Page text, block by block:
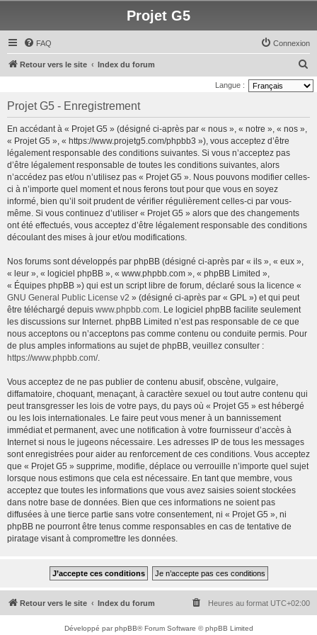
Projet G5
FAQ Connexion
Retour vers le site Index du forum
e
Langue :
Projet G5 - Enregistrement
En accédant à « Projet G5 » (désigné ci-après par « nous », « notre », « nos »,
« Projet G5 », « https://www.projetg5.com/phpbb3 »), vous acceptez d’être
légalement responsable des conditions suivantes. Si vous n’acceptez pas
d’être légalement responsable de toutes les conditions suivantes, alors
n’accédez pas et/ou n’utilisez pas « Projet G5 ». Nous pouvons modifier celles-
ci à n’importe quel moment et nous ferons tout pour que vous en soyez
informé, bien qu’il soit prudent de vérifier régulièrement celles-ci par vous-
même. Si vous continuez d’utiliser « Projet G5 » alors que des changements
ont été effectués, vous acceptez d’être légalement responsable des conditions
découlant des mises à jour et/ou modifications.
Nos forums sont développés par phpBB (désigné ci-après par « ils », « eux »,
« leur », « logiciel phpBB », « www.phpbb.com », « phpBB Limited »,
« Équipes phpBB ») qui est un script libre de forum, déclaré sous la licence «
GNU General Public License v2 » (désigné ci-après par « GPL ») et qui peut
être téléchargé depuis www.phpbb.com. Le logiciel phpBB facilite seulement
les discussions sur Internet. phpBB Limited n’est pas responsable de ce que
nous acceptons ou n’acceptons pas comme contenu ou conduite permis. Pour
de plus amples informations au sujet de phpBB, veuillez consulter :
https://www.phpbb.com/.
Vous acceptez de ne pas publier de contenu abusif, obscène, vulgaire,
diffamatoire, choquant, menaçant, à caractère sexuel ou tout autre contenu qui
peut transgresser les lois de votre pays, du pays où « Projet G5 » est hébergé
ou les lois internationales. Le faire peut vous mener à un bannissement
immédiat et permanent, avec une notification à votre fournisseur d’accès à
Internet si nous le jugeons nécessaire. Les adresses IP de tous les messages
sont enregistrées pour aider au renforcement de ces conditions. Vous acceptez
que « Projet G5 » supprime, modifie, déplace ou verrouille n’importe quel sujet
lorsque nous estimons que cela est nécessaire. En tant que membre, vous
acceptez que toutes les informations que vous avez saisies soient stockées
dans notre base de données. Bien que ces informations ne soient pas
diffusées à une tierce partie sans votre consentement, ni « Projet G5 », ni
phpBB ne pourront être tenus comme responsables en cas de tentative de
piratage visant à compromettre les données.
Retour vers le site Index du forum Heures au format UTC+02:00
Développé parphpBB® Forum Software © phpBB Limited